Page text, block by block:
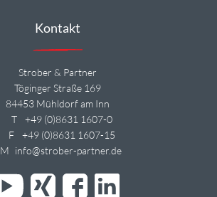
Kontakt
Strober & Partner
Töginger Straße 169
84453 Mühldorf am Inn
T
+49 (0)8631 1607-0
F
+49 (0)8631 1607-15
M info@strober-partner.de